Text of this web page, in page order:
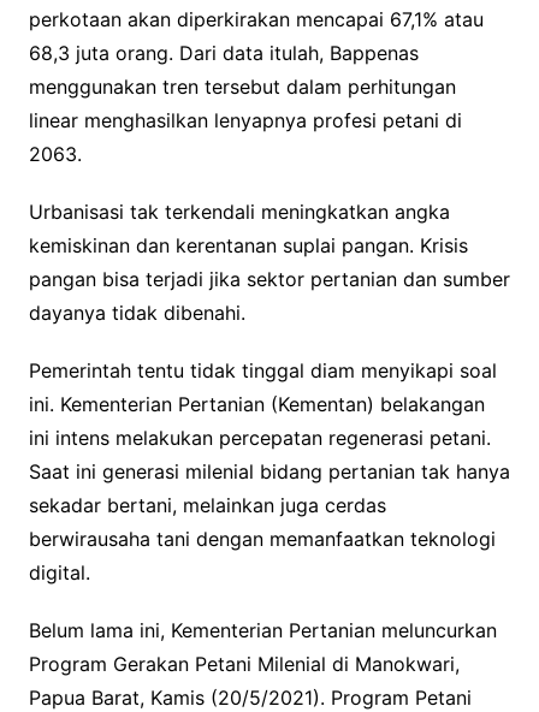
perkotaan akan diperkirakan mencapai 67,1% atau
68,3 juta orang. Dari data itulah, Bappenas
menggunakan tren tersebut dalam perhitungan
linear menghasilkan lenyapnya profesi petani di
2063.
Urbanisasi tak terkendali meningkatkan angka
kemiskinan dan kerentanan suplai pangan. Krisis
pangan bisa terjadi jika sektor pertanian dan sumber
dayanya tidak dibenahi.
Pemerintah tentu tidak tinggal diam menyikapi soal
ini. Kementerian Pertanian (Kementan) belakangan
ini intens melakukan percepatan regenerasi petani.
Saat ini generasi milenial bidang pertanian tak hanya
sekadar bertani, melainkan juga cerdas
berwirausaha tani dengan memanfaatkan teknologi
digital.
Belum lama ini, Kementerian Pertanian meluncurkan
Program Gerakan Petani Milenial di Manokwari,
Papua Barat, Kamis (20/5/2021). Program Petani